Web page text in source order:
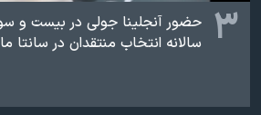
۳ حضور آنجلینا جولی در بیست و
سالانه انتخاب منتقدان در سانتا